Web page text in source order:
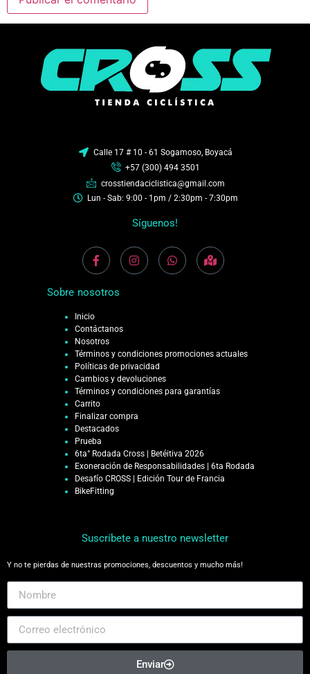
Calle 17 # 10 - 61 Sogamoso, Boyacá
+57 (300) 494 3501
crosstiendaciclistica@gmail.com
Lun - Sab: 9:00 - 1pm / 2:30pm - 7:30pm
Síguenos!
Sobre nosotros
Inicio
Contáctanos
Nosotros
Términos y condiciones promociones actuales
Políticas de privacidad
Cambios y devoluciones
Términos y condiciones para garantías
Carrito
Finalizar compra
Destacados
Prueba
6ta° Rodada Cross | Betéitiva 2026
Exoneración de Responsabilidades | 6ta Rodada
Desafío CROSS | Edición Tour de Francia
BikeFitting
Suscríbete a nuestro newsletter
Y no te pierdas de nuestras promociones, descuentos y mucho más!
Enviar